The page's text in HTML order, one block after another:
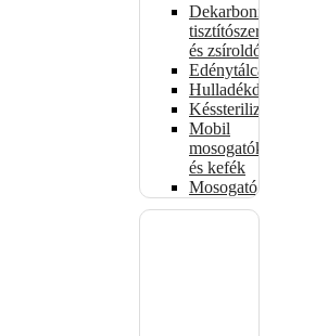
Dekarbonizáló
tisztítószerek
és zsíroldók
Edénytálcák
Hulladékdarálók
Késsterilizátorok
Mobil
mosogatók
és kefék
Mosogatógépkosarak